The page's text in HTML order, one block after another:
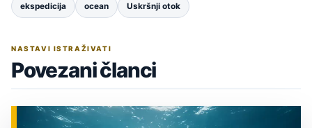
ekspedicija ocean Uskršnji otok
NASTAVI ISTRAŽIVATI
Povezani članci